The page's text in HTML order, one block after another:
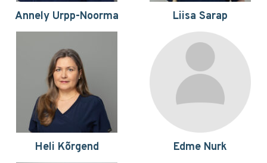
Annely Urpp-Noorma Liisa Sarap
Heli Kõrgend Edme Nurk